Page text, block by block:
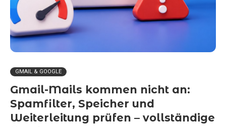
GMAIL & GOOGLE
Gmail-Mails kommen nicht an:
Spamfilter, Speicher und
Weiterleitung prüfen – vollständige